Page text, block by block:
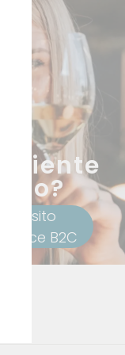
cliente
al sito
B2C